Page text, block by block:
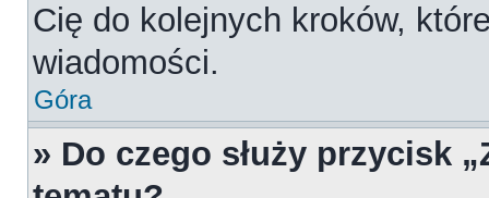
Cię do kolejnych kroków,
wiadomości.
Góra
» Do czego służy przycisk